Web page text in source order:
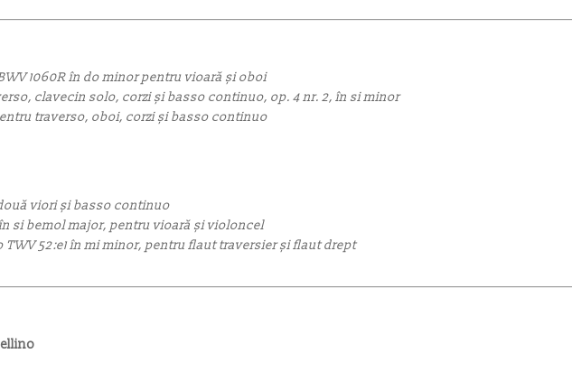
1060R în do minor pentru vioară și oboi
clavecin solo, corzi și basso continuo, op. 4 nr. 2, în si minor
traverso, oboi, corzi și basso continuo
viori și basso continuo
si bemol major, pentru vioară și violoncel
TWV 52:e1 în mi minor, pentru flaut traversier și flaut drept